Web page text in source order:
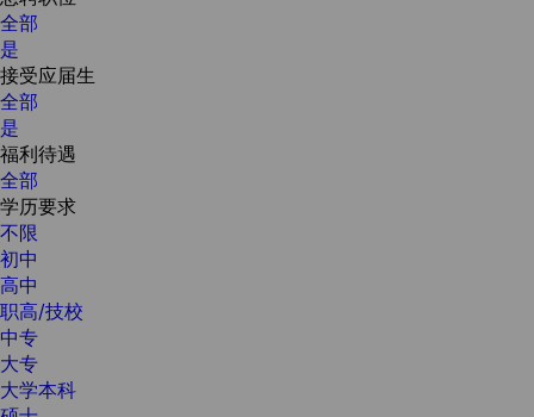
全部
是
接受应届生
全部
是
福利待遇
全部
学历要求
不限
初中
高中
职高/技校
中专
大专
大学本科